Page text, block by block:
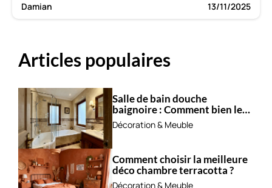
Damian 13/11/2025
Articles populaires
Salle de bain douche
baignoire : Comment bien les
combiner ?
Décoration & Meuble
Comment choisir la meilleure
déco chambre terracotta ?
Décoration & Meuble